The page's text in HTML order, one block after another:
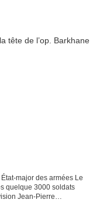
major des armées Le
quelque 3000 soldats
Jean-Pierre